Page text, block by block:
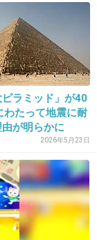
-6
ピラミッド」が40
わたって地震に耐
が明らかに
2026年5月23日